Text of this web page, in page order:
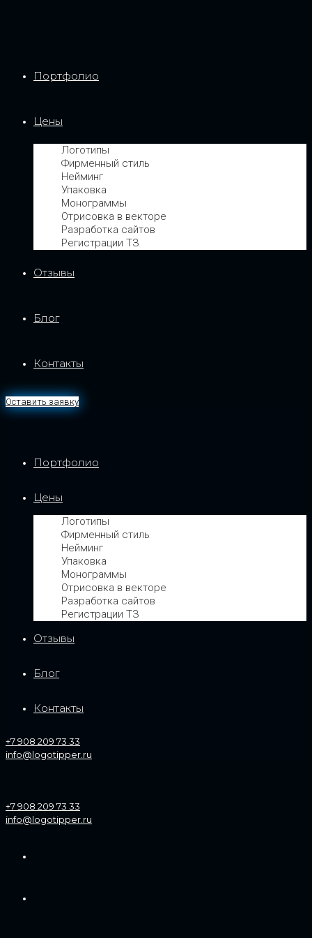
Портфолио
Цены
Логотипы
Фирменный стиль
Нейминг
Упаковка
Монограммы
Отрисовка в векторе
Разработка сайтов
Регистрации ТЗ
Отзывы
Блог
Контакты
Оставить заявку
Портфолио
Цены
Логотипы
Фирменный стиль
Нейминг
Упаковка
Монограммы
Отрисовка в векторе
Разработка сайтов
Регистрации ТЗ
Отзывы
Блог
Контакты
+7 908 209 73 33
info@logotipper.ru
+7 908 209 73 33
info@logotipper.ru